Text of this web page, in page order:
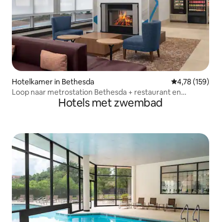
Hotelkamer in Bethesda Gemiddelde
4,78 (159)
Loop naar metrostation Bethesda + restaurant en
Hotels met zwembad